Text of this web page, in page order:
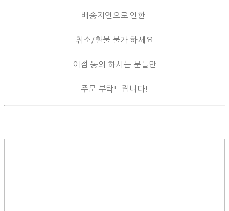
배송지연으로 인한
취소/환불 불가 하세요
이점 동의 하시는 분들만
주문 부탁드립니다!